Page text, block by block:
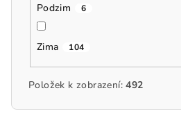
Podzim 6
Zima 104
Položek k zobrazení:492